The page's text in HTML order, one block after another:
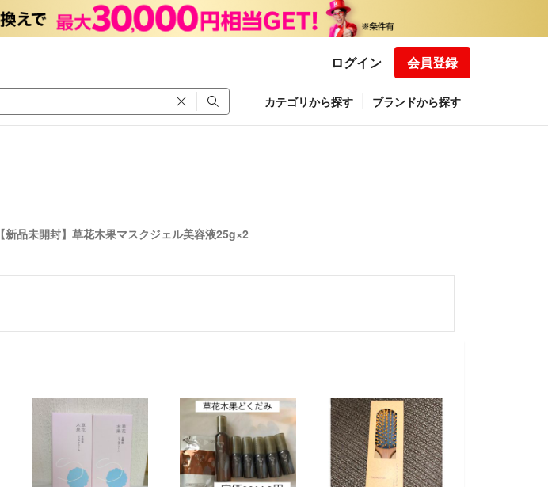
ログイン 会員登録
カテゴリから探す ブランドから探す
【新品未開封】草花木果マスクジェル美容液25g×2